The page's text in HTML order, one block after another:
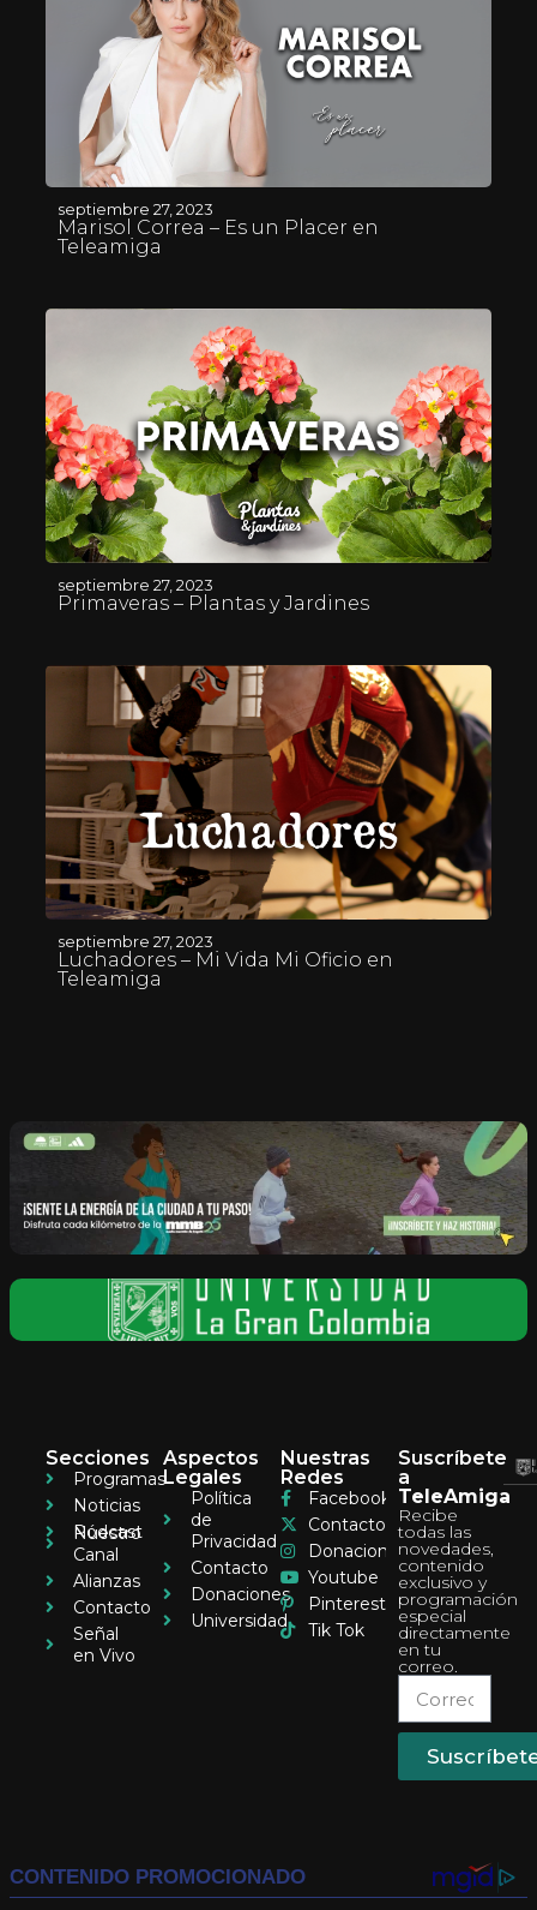
septiembre 27, 2023
Marisol Correa – Es un Placer en
Teleamiga
septiembre 27, 2023
Primaveras – Plantas y Jardines
septiembre 27, 2023
Luchadores – Mi Vida Mi Oficio en
Teleamiga
Secciones
Programas
Noticias
Pódcast
Nuestro
Canal
Alianzas
Contacto
Señal
en Vivo
Aspectos
Legales
Política
de
Privacidad
Contacto
Donaciones
Universidad
Nuestras
Redes
Facebook
Contacto
Donaciones
Youtube
Pinterest
Tik Tok
Suscríbete
a
TeleAmiga
Recibe
todas las
novedades,
contenido
exclusivo y
programación
especial
directamente
en tu
correo.